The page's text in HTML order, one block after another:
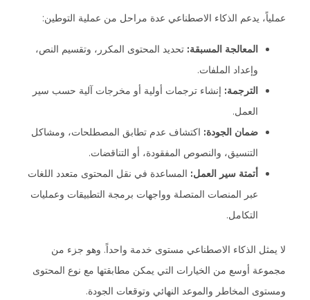
عملياً، يدعم الذكاء الاصطناعي عدة مراحل من عملية التوطين:
المعالجة المسبقة: تحديد المحتوى المكرر، وتقسيم النص،
وإعداد الملفات.
الترجمة: إنشاء ترجمات أولية أو مخرجات آلية حسب سير
العمل.
ضمان الجودة: اكتشاف عدم تطابق المصطلحات، ومشاكل
التنسيق، والنصوص المفقودة، أو التناقضات.
أتمتة سير العمل: المساعدة في نقل المحتوى متعدد اللغات
عبر المنصات المتصلة وواجهات برمجة التطبيقات وعمليات
التكامل.
لا يمثل الذكاء الاصطناعي مستوى خدمة واحداً. وهو جزء من
مجموعة أوسع من الخيارات التي يمكن مطابقتها مع نوع المحتوى
ومستوى المخاطر والموعد النهائي وتوقعات الجودة.